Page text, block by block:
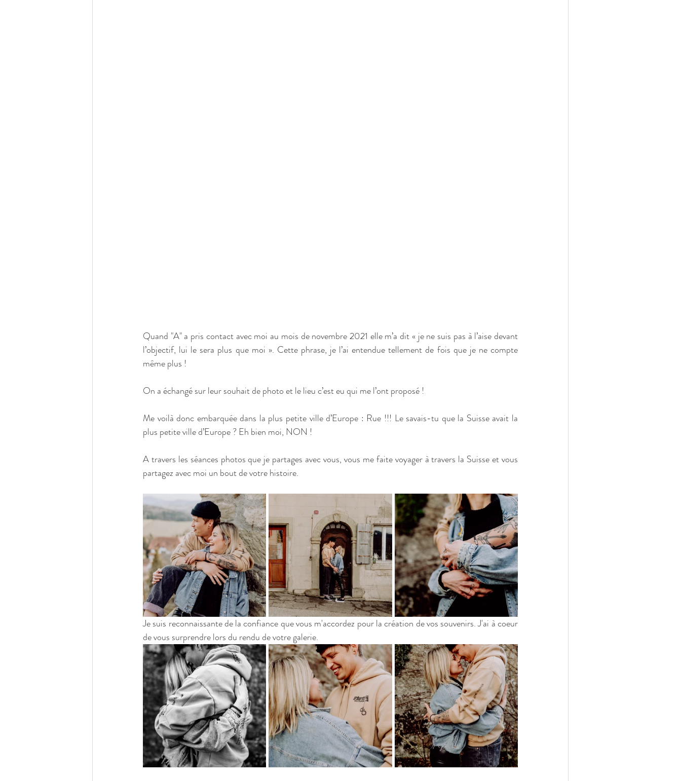
Quand "A" a pris contact avec moi au mois de novembre 2021 elle m’a dit « je ne suis pas à l’aise devant
l’objectif, lui le sera plus que moi ». Cette phrase, je l’ai entendue tellement de fois que je ne compte
même plus !
On a échangé sur leur souhait de photo et le lieu c’est eu qui me l’ont proposé !
Me voilà donc embarquée dans la plus petite ville d’Europe : Rue !!! Le savais-tu que la Suisse avait la
plus petite ville d’Europe ? Eh bien moi, NON !
A travers les séances photos que je partages avec vous, vous me faite voyager à travers la Suisse et vous
partagez avec moi un bout de votre histoire.
Je suis reconnaissante de la confiance que vous m'accordez pour la création de vos souvenirs. J'ai à coeur
de vous surprendre lors du rendu de votre galerie.